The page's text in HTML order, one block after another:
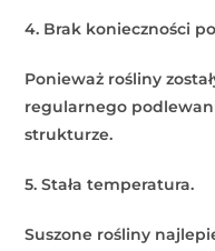
4. Brak konieczności
Ponieważ rośliny
regularnego
strukturze.
5. Stała temperatura.
Suszone rośliny